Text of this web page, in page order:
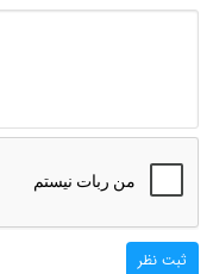
ثبت نظر